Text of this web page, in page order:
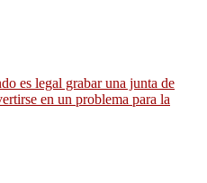
es legal grabar una junta de
en un problema para la